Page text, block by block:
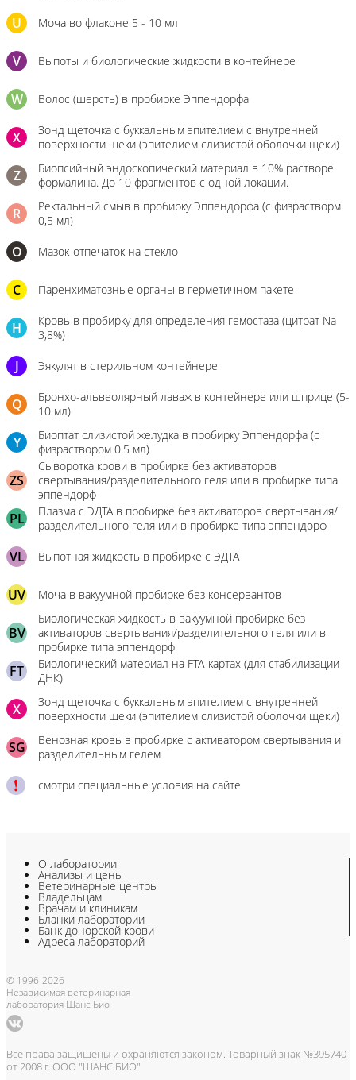
U Моча во флаконе 5 - 10 мл
V Выпоты и биологические жидкости в контейнере
W Волос (шерсть) в пробирке Эппендорфа
X
Зонд щеточка с буккальным эпителием с внутренней
поверхности щеки (эпителием слизистой оболочки щеки)
Z
Биопсийный эндоскопический материал в 10% растворе
формалина. До 10 фрагментов с одной локации.
R
Ректальный смыв в пробирку Эппендорфа (с физрастворм
0,5 мл)
О Мазок-отпечаток на стекло
C Паренхиматозные органы в герметичном пакете
H
Кровь в пробирку для определения гемостаза (цитрат Na
3,8%)
J Эякулят в стерильном контейнере
Q
Бронхо-альвеолярный лаваж в контейнере или шприце (5-
10 мл)
Y
Биоптат слизистой желудка в пробирку Эппендорфа (с
физраствором 0.5 мл)
ZS
Сыворотка крови в пробирке без активаторов
свертывания/разделительного геля или в пробирке типа
эппендорф
PL
Плазма с ЭДТА в пробирке без активаторов свертывания/
разделительного геля или в пробирке типа эппендорф
VL Выпотная жидкость в пробирке с ЭДТА
UV Моча в вакуумной пробирке без консервантов
BV
Биологическая жидкость в вакуумной пробирке без
активаторов свертывания/разделительного геля или в
пробирке типа эппендорф
FT
Биологический материал на FTA-картах (для стабилизации
ДНК)
X
Зонд щеточка с буккальным эпителием с внутренней
поверхности щеки (эпителием слизистой оболочки щеки)
SG
Венозная кровь в пробирке с активатором свертывания и
разделительным гелем
смотри специальные условия на сайте
О лаборатории
Анализы и цены
Ветеринарные центры
Владельцам
Врачам и клиникам
Бланки лаборатории
Банк донорской крови
Адреса лабораторий
© 1996-2026
Независимая ветеринарная
лаборатория Шанс Био
Все права защищены и охраняются законом. Товарный знак №395740
от 2008 г. ООО "ШАНС БИО"